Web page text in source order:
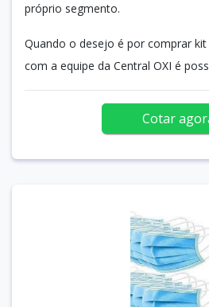
próprio segmento.
Quando o desejo é por comprar
com a equipe da Central OXI é
Cotar